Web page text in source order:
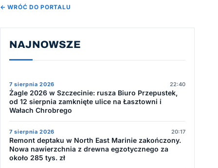
← WRÓĆ DO PORTALU
NAJNOWSZE
7 sierpnia 2026 22:40
Żagle 2026 w Szczecinie: rusza Biuro Przepustek,
od 12 sierpnia zamknięte ulice na Łasztowni i
Wałach Chrobrego
7 sierpnia 2026 20:17
Remont deptaku w North East Marinie zakończony.
Nowa nawierzchnia z drewna egzotycznego za
około 285 tys. zł